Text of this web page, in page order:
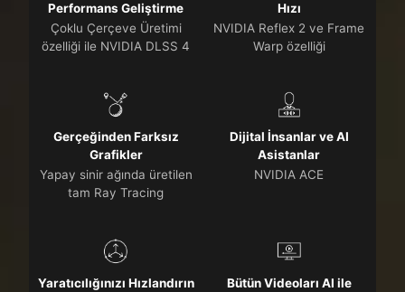
Performans Geliştirme
Çoklu Çerçeve Üretimi
özelliği ile NVIDIA DLSS 4
Hızı
NVIDIA Reflex 2 ve Frame
Warp özelliği
Gerçeğinden Farksız
Grafikler
Yapay sinir ağında üretilen
tam Ray Tracing
Dijital İnsanlar ve AI
Asistanlar
NVIDIA ACE
Yaratıcılığınızı Hızlandırın
Bütün Videoları AI ile